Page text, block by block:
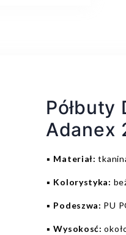
Półbuty
Adanex
▪️ Materiał:
▪️ Kolorystyka:
▪️ Podeszwa: PU
▪️ Wysokosć: